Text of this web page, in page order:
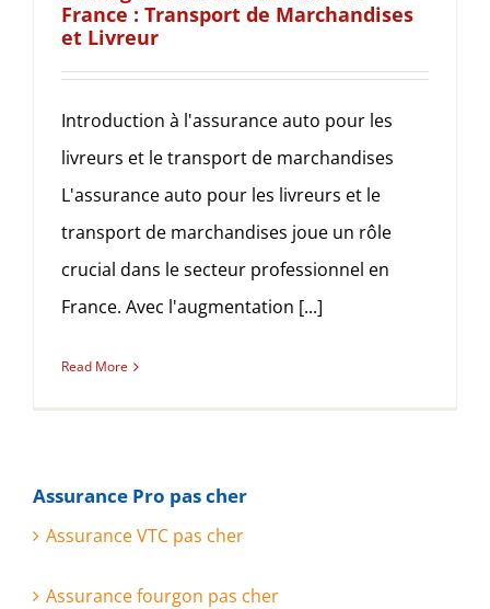
France : Transport de Marchandises
et Livreur
Introduction à l'assurance auto pour les
livreurs et le transport de marchandises
L'assurance auto pour les livreurs et le
transport de marchandises joue un rôle
crucial dans le secteur professionnel en
France. Avec l'augmentation [...]
Read More
Assurance Pro pas cher
Assurance VTC pas cher
Assurance fourgon pas cher